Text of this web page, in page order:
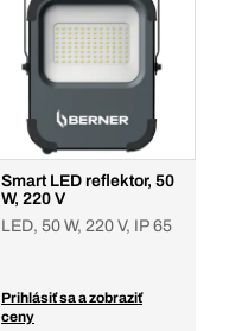
Smart LED reflektor, 50
W, 220 V
LED, 50 W, 220 V, IP 65
Prihlásiť sa a zobraziť
ceny